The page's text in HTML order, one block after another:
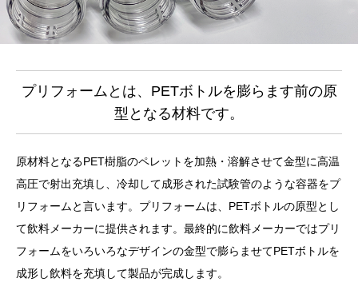
プリフォームとは、PETボトルを膨らます前の原
型となる材料です。
原材料となるPET樹脂のペレットを加熱・溶解させて金型に高温
高圧で射出充填し、冷却して成形された試験管のような容器をプ
リフォームと言います。プリフォームは、PETボトルの原型とし
て飲料メーカーに提供されます。最終的に飲料メーカーではプリ
フォームをいろいろなデザインの金型で膨らませてPETボトルを
成形し飲料を充填して製品が完成します。